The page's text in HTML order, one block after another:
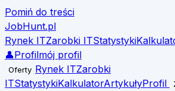
Pomiń do treści
JobHunt.pl
Rynek ITZarobki ITStatystyki
👤Profilmój profil
Oferty Rynek ITZarobki
ITStatystykiKalkulatorArtykułyProfil